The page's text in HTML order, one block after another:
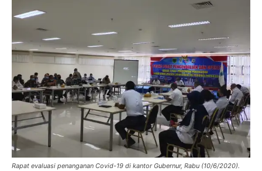
Rapat evaluasi penanganan Covid-19 di kantor Gubernur, Rabu (10/6/2020).